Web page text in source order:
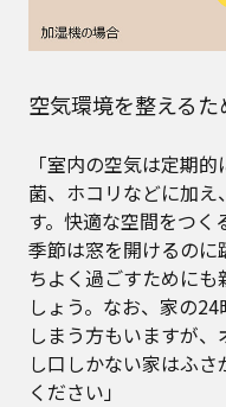
空気環境を整える
「室内の空気は定期
菌、ホコリなどに加
す。快適な空間をつ
季節は窓を開けるの
ちよく過ごすために
しょう。なお、家の
しまう方もいますが
し口しかない家はふ
ください」